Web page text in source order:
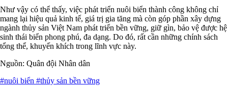
Như vậy có thể thấy, việc phát triển nuôi biển thành công không chỉ
mang lại hiệu quả kinh tế, giá trị gia tăng mà còn góp phần xây dựng
ngành thủy sản Việt Nam phát triển bền vững, giữ gìn, bảo vệ được hệ
sinh thái biển phong phú, đa dạng. Do đó, rất cần những chính sách
tổng thể, khuyến khích trong lĩnh vực này.
Nguồn: Quân đội Nhân dân
#nuôi biển #thủy sản bền vững